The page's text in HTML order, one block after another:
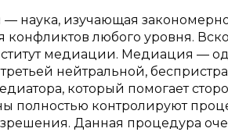
— наука, изучающая
любого уровня.
медиации. Медиация —
нейтральной,
который помогает
полностью контролируют
Данная процедура